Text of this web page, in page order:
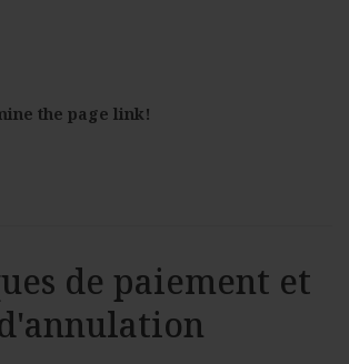
the page link!
de paiement et